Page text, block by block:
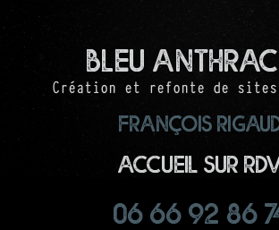
Bleu
Création et refonte de
François
Accueil sur
06 66 92 86